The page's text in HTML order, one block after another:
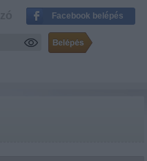
Facebook belépés